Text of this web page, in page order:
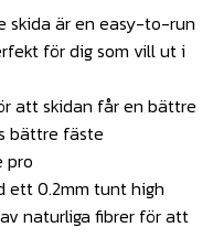
skida är en easy-to-run
för dig som vill ut i
att skidan får en bättre
bättre fäste
pro
ett 0.2mm tunt high
naturliga fibrer för att